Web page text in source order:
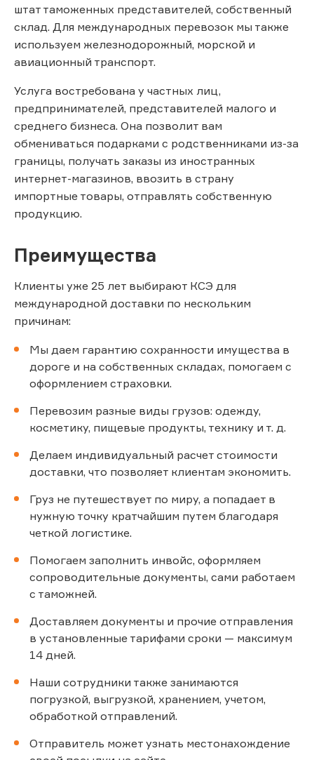
штат таможенных представителей, собственный
склад. Для международных перевозок мы также
используем железнодорожный, морской и
авиационный транспорт.
Услуга востребована у частных лиц,
предпринимателей, представителей малого и
среднего бизнеса. Она позволит вам
обмениваться подарками с родственниками из-за
границы, получать заказы из иностранных
интернет-магазинов, ввозить в страну
импортные товары, отправлять собственную
продукцию.
Преимущества
Клиенты уже 25 лет выбирают КСЭ для
международной доставки по нескольким
причинам:
Мы даем гарантию сохранности имущества в
дороге и на собственных складах, помогаем с
оформлением страховки.
Перевозим разные виды грузов: одежду,
косметику, пищевые продукты, технику и т. д.
Делаем индивидуальный расчет стоимости
доставки, что позволяет клиентам экономить.
Груз не путешествует по миру, а попадает в
нужную точку кратчайшим путем благодаря
четкой логистике.
Помогаем заполнить инвойс, оформляем
сопроводительные документы, сами работаем
с таможней.
Доставляем документы и прочие отправления
в установленные тарифами сроки — максимум
14 дней.
Наши сотрудники также занимаются
погрузкой, выгрузкой, хранением, учетом,
обработкой отправлений.
Отправитель может узнать местонахождение